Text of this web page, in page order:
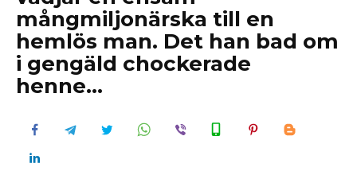
mångmiljonärska till en
hemlös man. Det han bad om
i gengäld chockerade
henne…